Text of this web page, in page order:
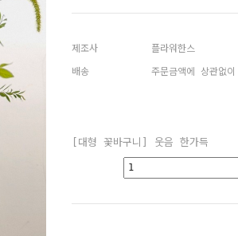
제조사 플라워한스
배송 주문금액에 상관없
[대형 꽃바구니] 웃음 한가득